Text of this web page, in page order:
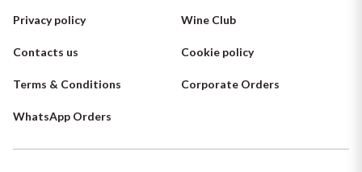
Privacy policy Wine Club
Contacts us Cookie policy
Terms & Conditions Corporate Orders
WhatsApp Orders